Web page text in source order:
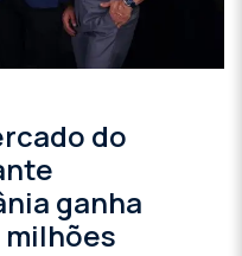
do
ganha